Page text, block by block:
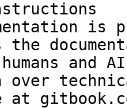
is
the
and
over
at